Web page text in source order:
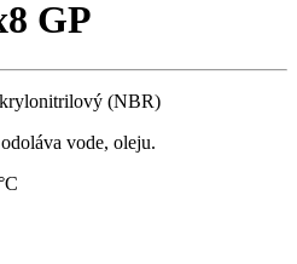
GP
(NBR)
vode, oleju.